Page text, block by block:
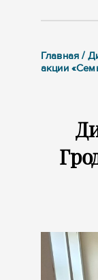
Главная /
акции